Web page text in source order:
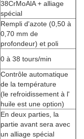
38CrMoAlA + alliage
spécial
Rempli d'azote (0,50 à
0,70 mm de
profondeur) et poli
0 à 38 tours/min
Contrôle automatique
de la température
(le refroidissement à l'
huile est une option)
En deux parties, la
partie avant sera avec
un alliage spécial